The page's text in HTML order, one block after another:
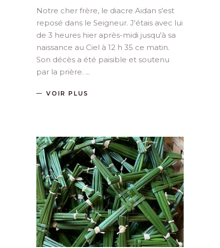
Notre cher frère, le diacre Aidan s'est
reposé dans le Seigneur. J'étais avec lui
de 3 heures hier après-midi jusqu'à sa
naissance au Ciel à 12 h 35 ce matin.
Son décès a été paisible et soutenu
par la prière.
VOIR PLUS